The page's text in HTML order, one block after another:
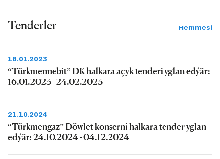
Tenderler Hemmesi
18.01.2023
“Türkmennebit” DK halkara açyk tenderi yglan edýär:
16.01.2023 - 24.02.2023
21.10.2024
“Türkmengaz” Döwlet konserni halkara tender yglan
edýär: 24.10.2024 - 04.12.2024